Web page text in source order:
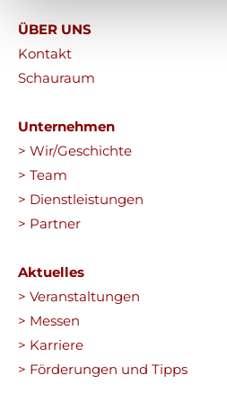
ÜBER UNS
Kontakt
Schauraum
Unternehmen
> Wir/Geschichte
> Team
> Dienstleistungen
> Partner
Aktuelles
> Veranstaltungen
> Messen
> Karriere
> Förderungen und Tipps